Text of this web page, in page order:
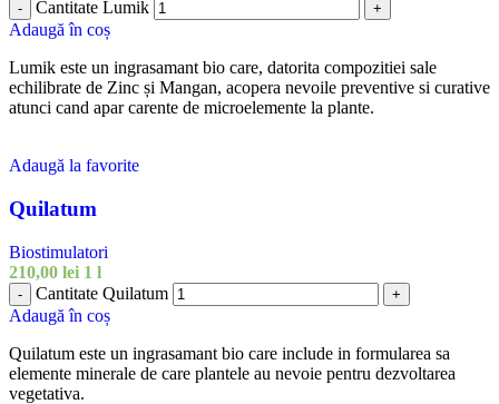
- Cantitate Lumik +
Adaugă în coș
Lumik este un ingrasamant bio care, datorita compozitiei sale
echilibrate de Zinc și Mangan, acopera nevoile preventive si curative
atunci cand apar carente de microelemente la plante.
Adaugă la favorite
Quilatum
Biostimulatori
210,00 lei 1 l
- Cantitate Quilatum +
Adaugă în coș
Quilatum este un ingrasamant bio care include in formularea sa
elemente minerale de care plantele au nevoie pentru dezvoltarea
vegetativa.